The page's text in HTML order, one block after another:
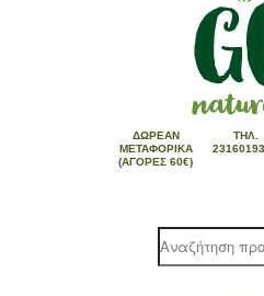
ΔΩΡΕΆΝ
ΜΕΤΑΦΟΡΙΚΆ
(ΑΓΟΡΈΣ 60€)
ΤΗΛ.
Products